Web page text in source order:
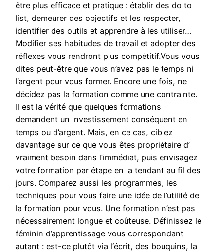
être plus efficace et pratique : établir des do to
list, demeurer des objectifs et les respecter,
identifier des outils et apprendre à les utiliser…
Modifier ses habitudes de travail et adopter des
réflexes vous rendront plus compétitif.Vous vous
dites peut-être que vous n’avez pas le temps ni
l’argent pour vous former. Encore une fois, ne
décidez pas la formation comme une contrainte.
Il est la vérité que quelques formations
demandent un investissement conséquent en
temps ou d’argent. Mais, en ce cas, ciblez
davantage sur ce que vous êtes propriétaire d’
vraiment besoin dans l’immédiat, puis envisagez
votre formation par étape en la tendant au fil des
jours. Comparez aussi les programmes, les
techniques pour vous faire une idée de l’utilité de
la formation pour vous. Une formation n’est pas
nécessairement longue et coûteuse. Définissez le
féminin d’apprentissage vous correspondant
autant : est-ce plutôt via l‘écrit, des bouquins, la